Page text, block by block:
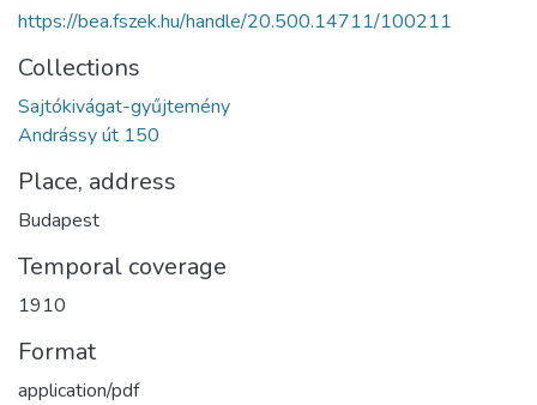
https://bea.fszek.hu/handle/20.500.14711/100211
Collections
Sajtókivágat-gyűjtemény
Andrássy út 150
Place, address
Budapest
Temporal coverage
1910
Format
application/pdf